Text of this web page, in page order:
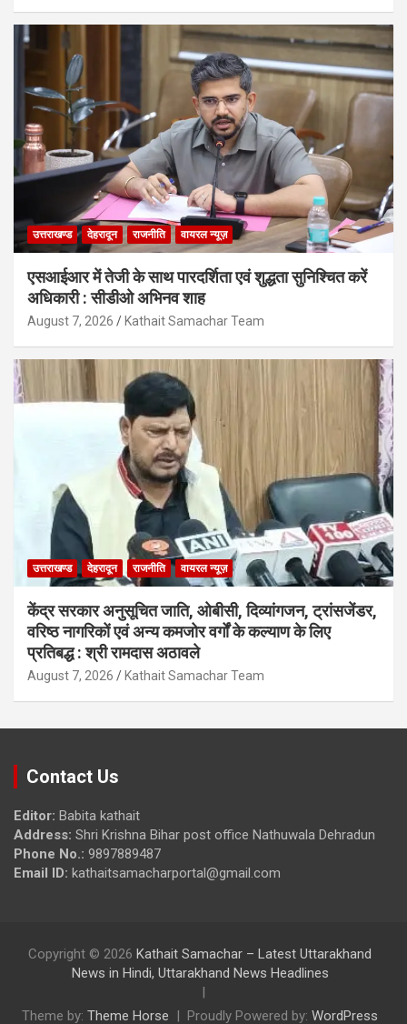
उत्तराखण्ड देहरादून राजनीति वायरल न्यूज़
एसआईआर में तेजी के साथ पारदर्शिता एवं शुद्धता सुनिश्चित करें
अधिकारी : सीडीओ अभिनव शाह
August 7, 2026 Kathait Samachar Team
उत्तराखण्ड देहरादून राजनीति वायरल न्यूज़
केंद्र सरकार अनुसूचित जाति, ओबीसी, दिव्यांगजन, ट्रांसजेंडर,
वरिष्ठ नागरिकों एवं अन्य कमजोर वर्गों के कल्याण के लिए
प्रतिबद्ध : श्री रामदास अठावले
August 7, 2026 Kathait Samachar Team
Contact Us
Editor: Babita kathait
Address: Shri Krishna Bihar post office Nathuwala Dehradun
Phone No.: 9897889487
Email ID: kathaitsamacharportal@gmail.com
Copyright © 2026 Kathait Samachar – Latest Uttarakhand
News in Hindi, Uttarakhand News Headlines
Theme by: Theme Horse Proudly Powered by: WordPress